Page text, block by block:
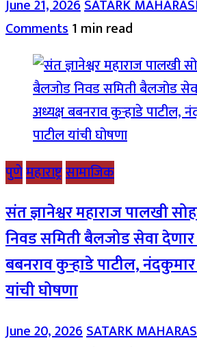
June 21, 2026SATARK
Comments1 min read
पुणेमहाराष्ट्रसामाजिक
संत ज्ञानेश्वर महाराज पालखी
निवड समिती बैलजोड सेवा
बबनराव कुऱ्हाडे पाटील,
यांची घोषणा
June 20, 2026SATARK